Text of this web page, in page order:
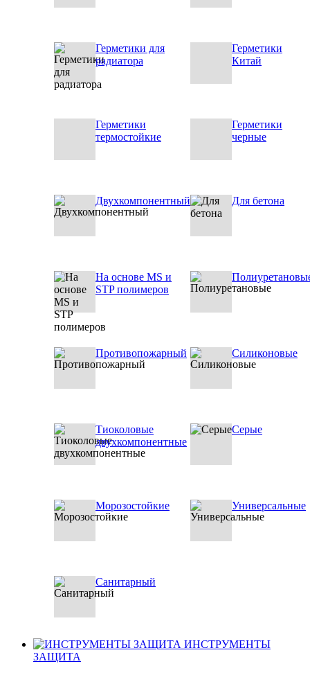
Герметики для
радиатора
Герметики
Китай
Герметики
термостойкие
Герметики
черные
Двухкомпонентный Для бетона
На основе MS и
STP полимеров
Противопожарный Силиконовые
Тиоколовые
двухкомпонентные
Серые
Морозостойкие Универсальные
Санитарный
ИНСТРУМЕНТЫ
ЗАЩИТА